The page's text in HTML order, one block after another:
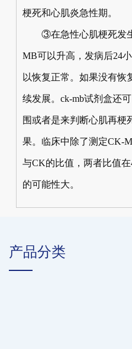
梗死和心肌炎急性期。
③在急性心肌梗死发生
MB可以升高，发病后24
以恢复正常。如果没有恢
续发展。ck-mb试剂盒还
围或者是来判断心肌再梗
果。临床中除了测定CK-
与CK的比值，两者比值
的可能性大。
产品分类